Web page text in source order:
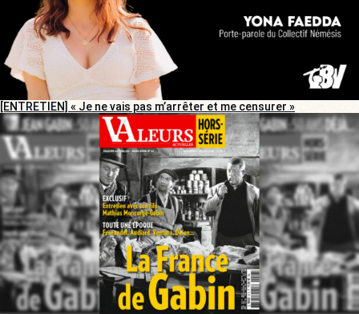
[ENTRETIEN] « Je ne vais pas m’arrêter et me censurer »